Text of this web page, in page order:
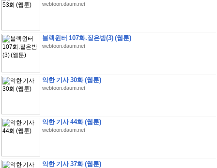
webtoon.daum.net
블랙윈터 107화.짙은밤(3) (웹툰)
webtoon.daum.net
악한 기사 30화 (웹툰)
webtoon.daum.net
악한 기사 44화 (웹툰)
webtoon.daum.net
악한 기사 37화 (웹툰)